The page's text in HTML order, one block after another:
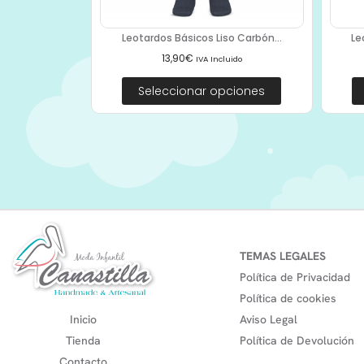
Leotardos Básicos Liso Carbón...
13,90€ IVA Incluido
Seleccionar opciones
Inicio
Tienda
TEMAS LEGALES
Política de Privacidad
Política de cookies
Aviso Legal
Política de Devolución